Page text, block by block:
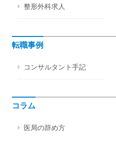
整形外科求人
転職事例
コンサルタント手記
コラム
医局の辞め方